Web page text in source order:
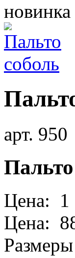
новинка
арт. 950
Цена: 1
Цена: